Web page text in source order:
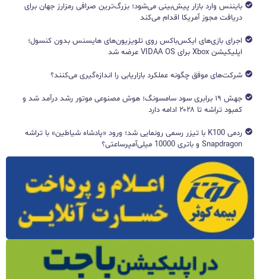
بایننس وارد بازار پیش‌بینی می‌شود؛ بزرگ‌ترین صرافی رمزارز جهان برای
دریافت مجوز آمریکا اقدام می‌کند
اجرای بازی‌های ایکس‌باکس روی تلویزیون‌های هایسنس بدون کنسول؛
اپلیکیشن Xbox برای VIDAA OS عرضه شد
شرکت‌های موفق چگونه عملکرد بازاریابی را اندازه‌گیری می‌کنند؟
جهش ۱۹ برابری سود سامسونگ؛ هوش مصنوعی موتور رشد درآمد شد و
کمبود تراشه تا ۲۰۲۸ ادامه دارد
ردمی K100 با تیزر رسمی رونمایی شد؛ ورود «پادشاه شیاطین» با تراشه
Snapdragon و باتری 10000 میلی‌آمپرساعتی؟